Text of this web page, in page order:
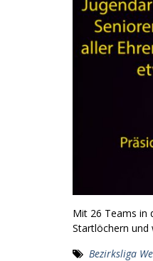
Mit 26 Teams in
Startlöchern und
Bezirksliga